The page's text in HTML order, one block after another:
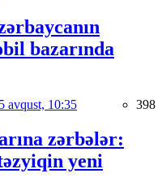
bazarında
avqust, 10:35 398
zərbələr:
yeni